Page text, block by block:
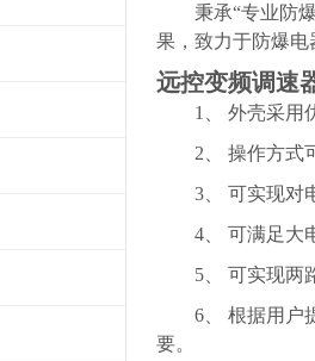
秉承“专业防爆
果，致力于防爆
远控变频调速
1、 外壳采用优
2、 操作方式可
3、 可实现对电
4、 可满足大电
5、 可实现两路
6、 根据用户提
要。